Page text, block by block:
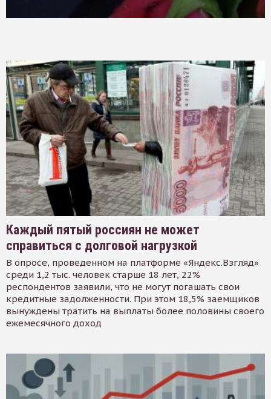
Каждый пятый россиян не может
справиться с долговой нагрузкой
В опросе, проведенном на платформе «Яндекс.Взгляд»
среди 1,2 тыс. человек старше 18 лет, 22%
респондентов заявили, что не могут погашать свои
кредитные задолженности. При этом 18,5% заемщиков
вынуждены тратить на выплаты более половины своего
ежемесячного доход